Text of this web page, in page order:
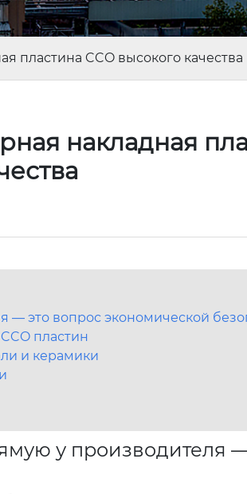
пластина CCO высокого качества
накладная
— это вопрос экономической
пластин
и керамики
у производителя